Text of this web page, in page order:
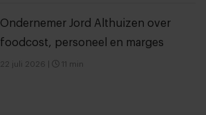
Ondernemer Jord Althuizen over
foodcost, personeel en marges
22 juli 2026 11 min